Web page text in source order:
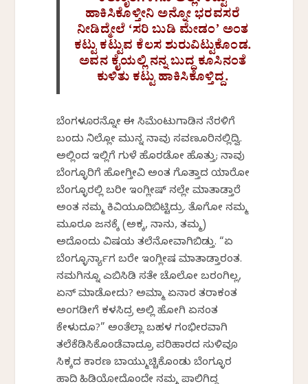
ಹಾಕಿಸಿಕೊಳ್ತೀನಿ ಅನ್ನೋ ಭರವಸರೆ
ನೀಡಿದ್ಮೇಲೆ ‘ಸರಿ ಬುಡಿ ಮೇಡಂ’ ಅಂತ
ಕಟ್ಟು ಕಟ್ಟುವ ಕೆಲಸ ಶುರುವಿಟ್ಟುಕೊಂಡ.
ಅವನ ಕೈಯಲ್ಲಿ ನನ್ನ ಬುದ್ಧ ಕೂಸಿನಂತೆ
ಕುಳಿತು ಕಟ್ಟು ಹಾಕಿಸಿಕೊಳ್ತಿದ್ದ.
ಬೆಂಗಳೂರನ್ನೋ ಈ ಸಿಮೆಂಟುಗಾಡಿನ ನೆರಳಿಗೆ
ಬಂದು ನಿಲ್ಲೋ ಮುನ್ನ ನಾವು ಸವಣೂರಿನಲ್ಲಿದ್ವಿ.
ಅಲ್ಲಿಂದ ಇಲ್ಲಿಗೆ ಗುಳೆ ಹೊರಡೋ ಹೊತ್ತು; ನಾವು
ಬೆಂಗ್ಳೂರಿಗೆ ಹೋಗ್ತೀವಿ ಅಂತ ಗೊತ್ತಾದ ಯಾರೋ
ಬೆಂಗ್ಳೂರಲ್ಲಿ ಬರೀ ಇಂಗ್ಲೀಷ್ ನಲ್ಲೇ ಮಾತಾಡ್ತಾರೆ
ಅಂತ ನಮ್ಮ ಕಿವಿಯೂದಿಬಿಟ್ಟಿದ್ರು. ತೊಗೋ ನಮ್ಮ
ಮೂರೂ ಜನಕ್ಕೆ (ಅಕ್ಕ, ನಾನು, ತಮ್ಮ)
ಅದೊಂದು ವಿಷಯ ತಲೆನೋವಾಗಿಬಿಡ್ತು. “ಏ
ಬೆಂಗ್ಳೂರ್ನ್ಯಾಗ ಬರೇ ಇಂಗ್ಲೀಷ ಮಾತಾಡ್ತಾರಂತ.
ನಮಗಿನ್ನೂ ಎಬಿಸಿಡಿ ಸತೇ ಚೊಲೋ ಬರಂಗಿಲ್ಲ,
ಏನ್ ಮಾಡೋದು? ಅಮ್ಮಾ ಏನಾರ ತರಾಕಂತ
ಅಂಗಡೀಗೆ ಕಳಸಿದ್ರ ಅಲ್ಲಿ ಹೋಗಿ ಏನಂತ
ಕೇಳುದೂ?” ಅಂತೆಲ್ಲಾ ಬಹಳ ಗಂಭೀರವಾಗಿ
ತಲೆಕೆಡಿಸಿಕೊಂಡೆವಾದ್ರೂ ಪರಿಹಾರದ ಸುಳಿವೂ
ಸಿಕ್ಕದ ಕಾರಣ ಬಾಯ್ಮುಚ್ಚಿಕೊಂಡು ಬೆಂಗ್ಳೂರ
ಹಾದಿ ಹಿಡಿಯೋದೊಂದೇ ನಮ್ಮ ಪಾಲಿಗಿದ್ದ